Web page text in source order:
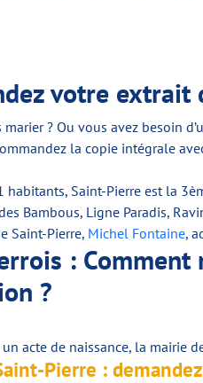
votre
? Ou vous avez besoin
la copie intégrale
habitants, Saint-Pierre est la
Bambous, Ligne Paradis,
Saint-Pierre, Michel Fontaine,
:
?
acte de naissance, la mairie
Pierre :